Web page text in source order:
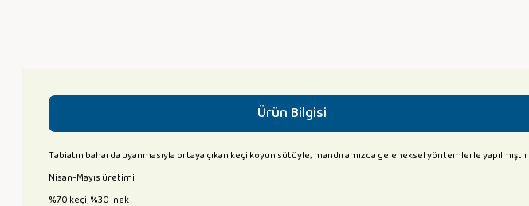
Ürün Bilgisi
Tabiatın baharda uyanmasıyla ortaya çıkan keçi koyun sütüyle; mandıramızda geleneksel yöntemlerle yapılmıştır
Nisan-Mayıs üretimi
%70 keçi, %30 inek